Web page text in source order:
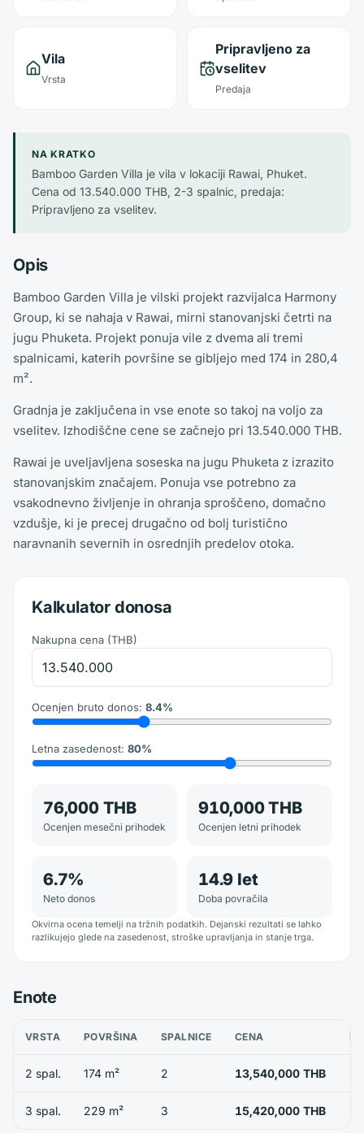
Vila
Vrsta
Pripravljeno za
vselitev
Predaja
NA KRATKO
Bamboo Garden Villa je vila v lokaciji Rawai, Phuket.
Cena od 13.540.000 THB, 2-3 spalnic, predaja:
Pripravljeno za vselitev.
Opis
Bamboo Garden Villa je vilski projekt razvijalca Harmony
Group, ki se nahaja v Rawai, mirni stanovanjski četrti na
jugu Phuketa. Projekt ponuja vile z dvema ali tremi
spalnicami, katerih površine se gibljejo med 174 in 280,4
m².
Gradnja je zaključena in vse enote so takoj na voljo za
vselitev. Izhodiščne cene se začnejo pri 13.540.000 THB.
Rawai je uveljavljena soseska na jugu Phuketa z izrazito
stanovanjskim značajem. Ponuja vse potrebno za
vsakodnevno življenje in ohranja sproščeno, domačno
vzdušje, ki je precej drugačno od bolj turistično
naravnanih severnih in osrednjih predelov otoka.
Kalkulator donosa
Nakupna cena (THB)
Ocenjen bruto donos: 8.4%
Letna zasedenost: 80%
76,000 THB
Ocenjen mesečni prihodek
910,000 THB
Ocenjen letni prihodek
6.7%
Neto donos
14.9 let
Doba povračila
Okvirna ocena temelji na tržnih podatkih. Dejanski rezultati se lahko
razlikujejo glede na zasedenost, stroške upravljanja in stanje trga.
Enote
VRSTA POVRŠINA SPALNICE CENA
2 spal. 174 m² 2 13,540,000 THB
3 spal. 229 m² 3 15,420,000 THB